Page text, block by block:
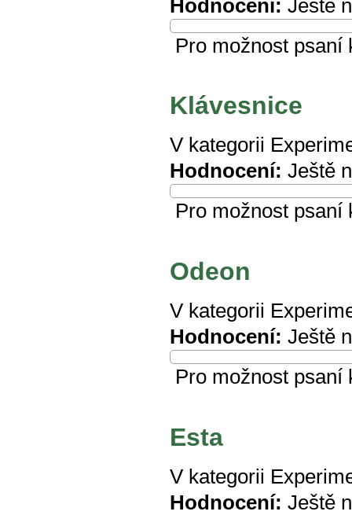
Hodnocení: Ještě
Pro možnost
Klávesnice
V kategorii
Hodnocení: Ještě
Pro možnost
Odeon
V kategorii
Hodnocení: Ještě
Pro možnost
Esta
V kategorii
Hodnocení: Ještě